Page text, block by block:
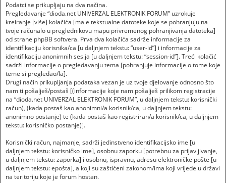
Podatci se prikupljaju na dva načina.
Pregledavanje “dioda.net UNIVERZAL ELEKTRONIK FORUM” uzrokuje
kreiranje [više] kolačića [male tekstualne datoteke koje se pohranjuju na
tvoje računalo u preglednikovu mapu privremenog pohranjivanja datoteka]
od strane phpBB softvera. Prva dva kolačića sadrže informacije za
identifikaciju korisnika/ca [u daljnjem tekstu: “user-id”] i informacije za
identifikaciju anonimnih sesija [u daljnjem tekstu: “session-id”]. Treći kolačić
sadrži informacije o pregledavanju tema [pohranjuje informacije o tome koje
teme si pregledao/la].
Drugi način prikupljanja podataka vezan je uz tvoje djelovanje odnosno što
nam ti pošalješ/postaš [(informacije koje nam pošalješ prilikom registracije
na “dioda.net UNIVERZAL ELEKTRONIK FORUM”, u daljnjem tekstu: korisnički
račun), (kada postaš kao anonimni/a korisnik/ca, u daljnjem tekstu:
anonimno postanje) te (kada postaš kao registriran/a korisnik/ca, u daljnjem
tekstu: korisničko postanje)].
Korisnički račun, najmanje, sadrži jedinstveno identifikacijsko ime [u
daljnjem tekstu: korisničko ime], osobnu zaporku [potrebnu za prijavljivanje,
u daljnjem tekstu: zaporka] i osobnu, ispravnu, adresu elektroničke pošte [u
daljnjem tekstu: epošta], a koji su zaštićeni zakonom/ima koji vrijede u državi
na teritoriju koje je forum hostan.